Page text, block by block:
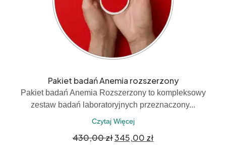
Pakiet badań Anemia rozszerzony
Pakiet badań Anemia Rozszerzony to kompleksowy
zestaw badań laboratoryjnych przeznaczony...
Czytaj Więcej
430,00zł345,00 zł